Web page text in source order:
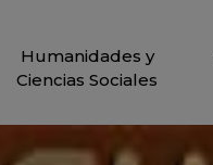
Humanidades y
Ciencias Sociales